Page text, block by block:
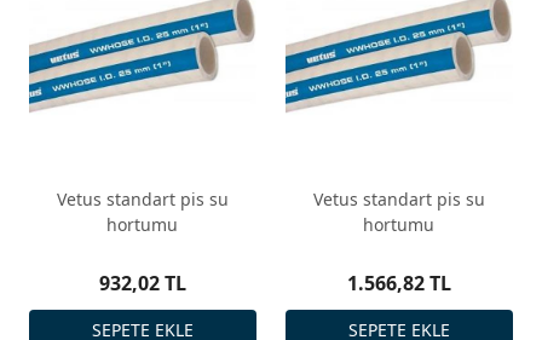
Vetus standart pis su
hortumu
932,02 TL
Vetus standart pis su
hortumu
1.566,82 TL